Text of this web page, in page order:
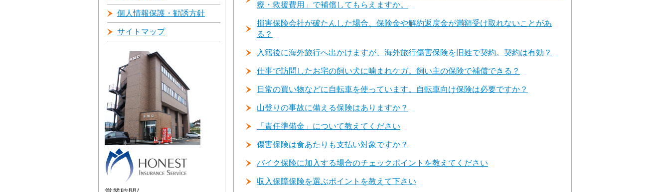
療・救援費用」で補償してもらえますか。
損害保険会社が破たんした場合、保険金や解約返戻金が満額受け取れないことがあ
る？
入籍後に海外旅行へ出かけますが、海外旅行傷害保険を旧姓で契約。契約は有効？
仕事で訪問したお宅の飼い犬に噛まれケガ。飼い主の保険で補償できる？
日常の買い物などに自転車を使っています。自転車向け保険は必要ですか？
山登りの事故に備える保険はありますか？
「責任準備金」について教えてください
傷害保険は食あたりも支払い対象ですか？
バイク保険に加入する場合のチェックポイントを教えてください
収入保障保険を選ぶポイントを教えて下さい
個人情報保護・勧誘方針
サイトマップ